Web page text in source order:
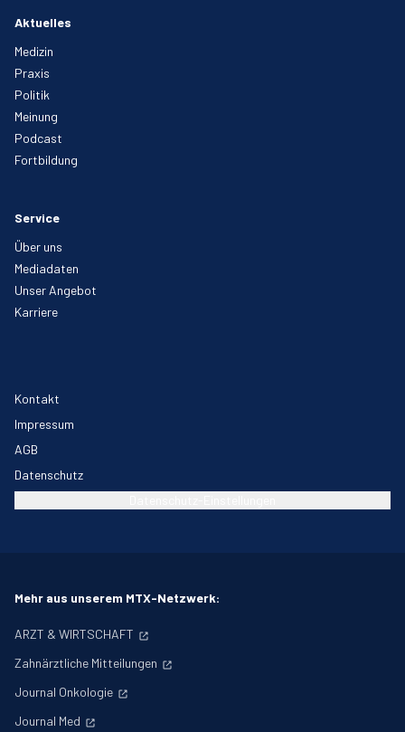
Aktuelles
Medizin
Praxis
Politik
Meinung
Podcast
Fortbildung
Service
Über uns
Mediadaten
Unser Angebot
Karriere
Kontakt
Impressum
AGB
Datenschutz
Mehr aus unserem MTX-Netzwerk:
ARZT & WIRTSCHAFT
Zahnärztliche Mitteilungen
Journal Onkologie
Journal Med